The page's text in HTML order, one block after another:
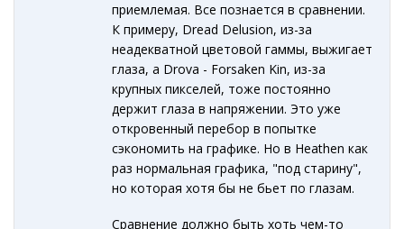
приемлемая. Все познается в сравнении.
К примеру, Dread Delusion, из-за
неадекватной цветовой гаммы, выжигает
глаза, а Drova - Forsaken Kin, из-за
крупных пикселей, тоже постоянно
держит глаза в напряжении. Это уже
откровенный перебор в попытке
сэкономить на графике. Но в Heathen как
раз нормальная графика, "под старину",
но которая хотя бы не бьет по глазам.
Сравнение должно быть хоть чем-то